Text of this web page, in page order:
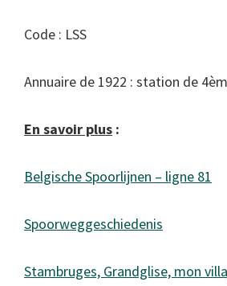
Code : LSS
Annuaire de 1922 : station de
En savoir plus :
Belgische Spoorlijnen – ligne 81
Spoorweggeschiedenis
Stambruges, Grandglise, mon